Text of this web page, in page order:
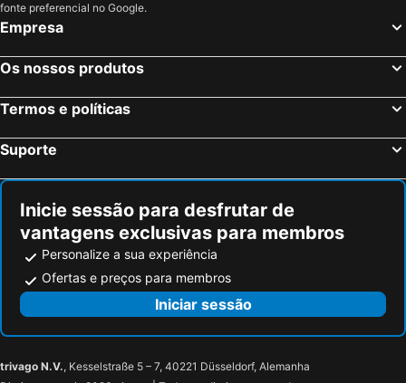
fonte preferencial no Google.
Empresa
Os nossos produtos
Termos e políticas
Suporte
Inicie sessão para desfrutar de
vantagens exclusivas para membros
Personalize a sua experiência
Ofertas e preços para membros
Iniciar sessão
trivago N.V., Kesselstraße 5 – 7, 40221 Düsseldorf, Alemanha